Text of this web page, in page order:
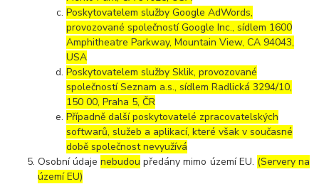
Poskytovatelem služby Google AdWords,
provozované společností Google Inc., sídlem 1600
Amphitheatre Parkway, Mountain View, CA 94043,
USA
Poskytovatelem služby Sklik, provozované
společností Seznam a.s., sídlem Radlická 3294/10,
150 00, Praha 5, ČR
Případně další poskytovatelé zpracovatelských
softwarů, služeb a aplikací, které však v současné
době společnost nevyužívá
Osobní údajenebudou předány mimo území EU. (Servery na
území EU)